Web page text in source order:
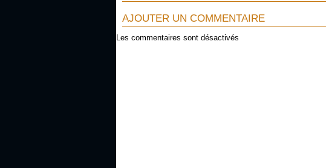
AJOUTER UN COMMENTAIRE
Les commentaires sont désactivés